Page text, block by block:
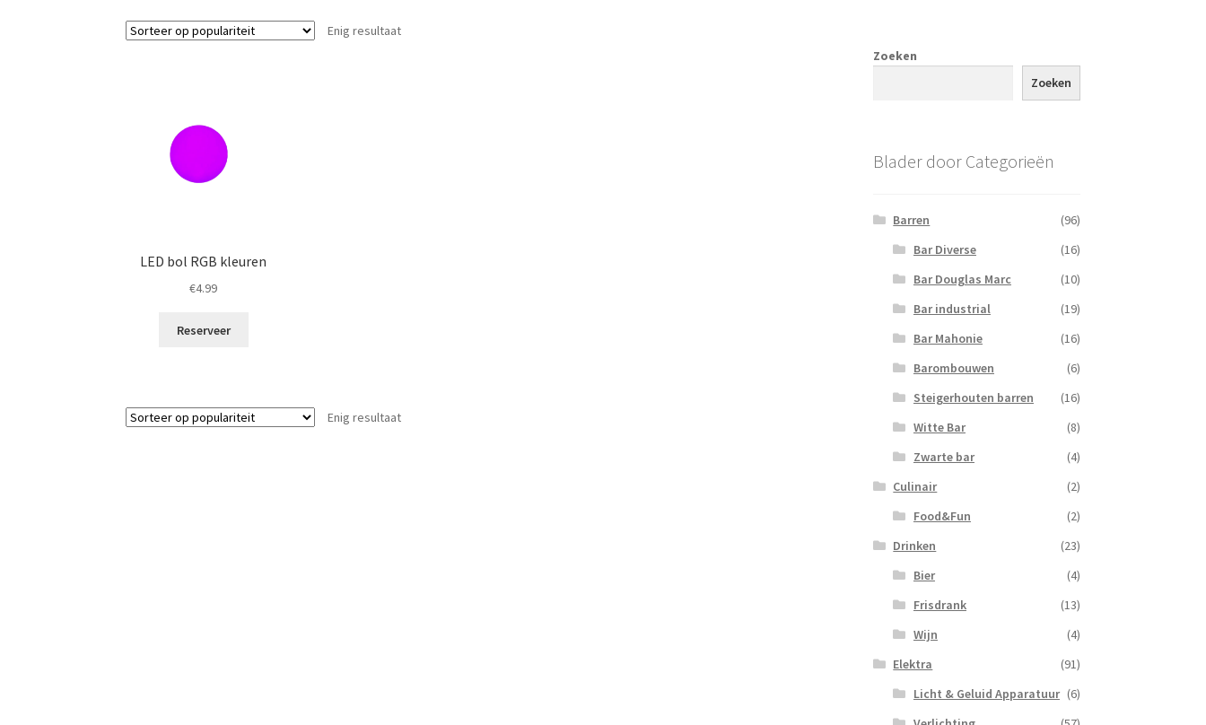
Enig resultaat
LED bol RGB kleuren
€4.99
Reserveer
Enig resultaat
Zoeken
Zoeken
Blader door Categorieën
Barren
(96)
Bar Diverse
(16)
Bar Douglas Marc
(10)
Bar industrial
(19)
Bar Mahonie
(16)
Barombouwen
(6)
Steigerhouten barren
(16)
Witte Bar
(8)
Zwarte bar
(4)
Culinair
(2)
Food&Fun
(2)
Drinken
(23)
Bier
(4)
Frisdrank
(13)
Wijn
(4)
Elektra
(91)
Licht & Geluid Apparatuur (6)